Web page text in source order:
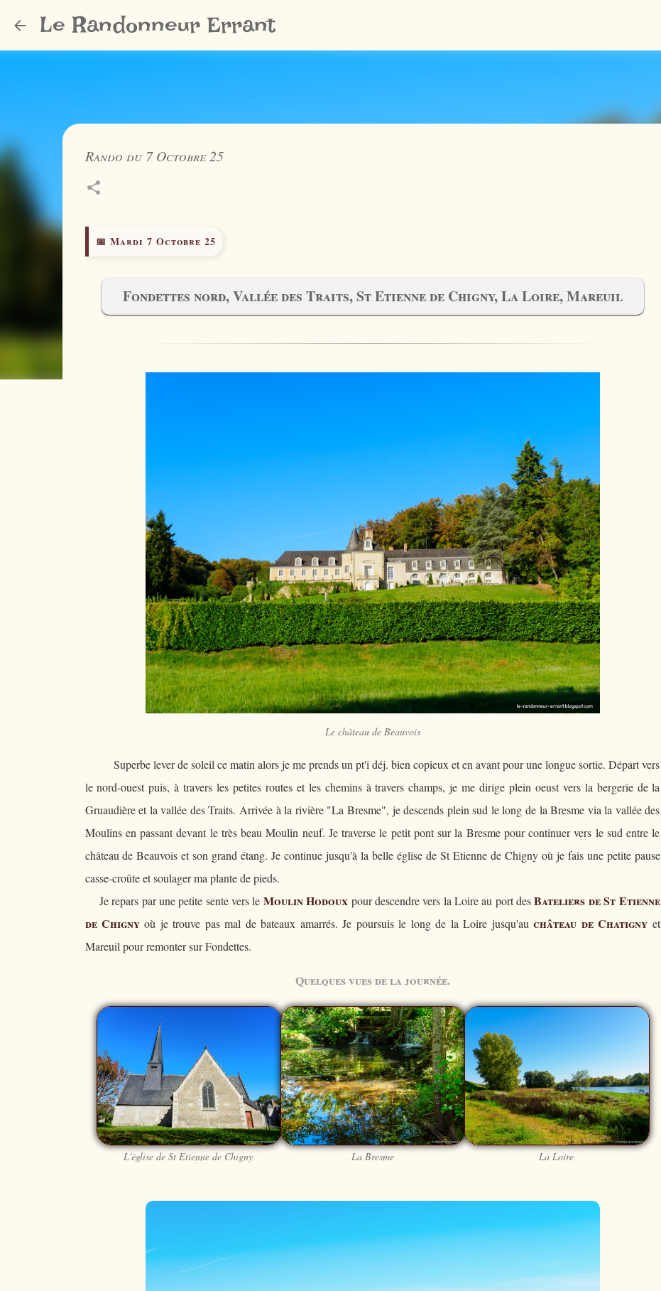
Le Randonneur Errant
Rando du 7 Octobre 25
📅 Mardi 7 Octobre 25
Fondettes nord, Vallée des Traits, St Etienne de Chigny, La Loire, Mareuil
Le château de Beauvois
Superbe lever de soleil ce matin alors je me prends un pt'i déj. bien copieux et en avant pour une longue sortie. Départ vers
le nord-ouest puis, à travers les petites routes et les chemins à travers champs, je me dirige plein oeust vers la bergerie de la
Gruaudière et la vallée des Traits. Arrivée à la rivière "La Bresme", je descends plein sud le long de la Bresme via la vallée des
Moulins en passant devant le très beau Moulin neuf. Je traverse le petit pont sur la Bresme pour continuer vers le sud entre le
château de Beauvois et son grand étang. Je continue jusqu'à la belle église de St Etienne de Chigny où je fais une petite pause
casse-croûte et soulager ma plante de pieds.
Je repars par une petite sente vers le Moulin Hodoux pour descendre vers la Loire au port desBateliers de St Etienne
de Chignyoù je trouve pas mal de bateaux amarrés. Je poursuis le long de la Loire jusqu'auchâteau de Chatigny et
Mareuil pour remonter sur Fondettes.
Quelques vues de la journée.
L'église de St Etienne de Chigny La Bresme La Loire